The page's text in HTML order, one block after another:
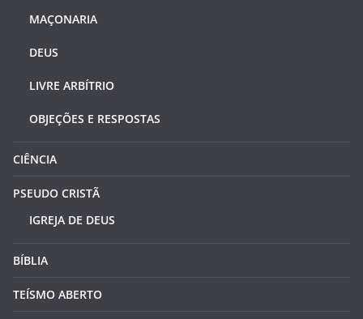
MAÇONARIA
DEUS
LIVRE ARBÍTRIO
OBJEÇÕES E RESPOSTAS
CIÊNCIA
PSEUDO CRISTÃ
IGREJA DE DEUS
BÍBLIA
TEÍSMO ABERTO